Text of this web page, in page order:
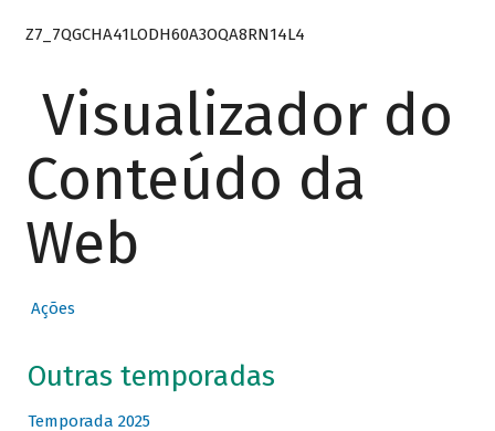
Z7_7QGCHA41LODH60A3OQA8RN14L4
Visualizador do
Conteúdo da
Web
Ações
Outras temporadas
Temporada 2025